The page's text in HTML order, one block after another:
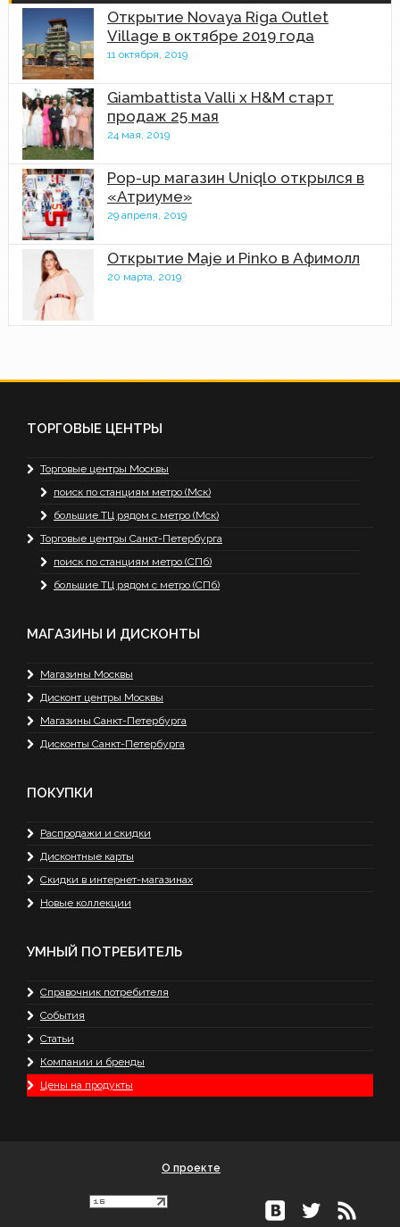
Открытие Novaya Riga Outlet
Village в октябре 2019 года
11 октября, 2019
Giambattista Valli x H&M старт
продаж 25 мая
24 мая, 2019
Pop-up магазин Uniqlo открылся в
«Атриуме»
29 апреля, 2019
Открытие Maje и Pinko в Афимолл
20 марта, 2019
ТОРГОВЫЕ ЦЕНТРЫ
Торговые центры Москвы
поиск по станциям метро (Мск)
большие ТЦ рядом с метро (Мск)
Торговые центры Санкт-Петербурга
поиск по станциям метро (СПб)
большие ТЦ рядом с метро (СПб)
МАГАЗИНЫ И ДИСКОНТЫ
Магазины Москвы
Дисконт центры Москвы
Магазины Санкт-Петербурга
Дисконты Санкт-Петербурга
ПОКУПКИ
Распродажи и скидки
Дисконтные карты
Скидки в интернет-магазинах
Новые коллекции
УМНЫЙ ПОТРЕБИТЕЛЬ
Справочник потребителя
События
Статьи
Компании и бренды
Цены на продукты
О проекте